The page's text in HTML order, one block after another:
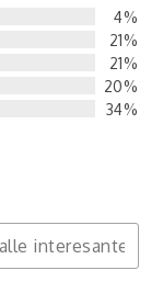
4%
21%
21%
20%
34%